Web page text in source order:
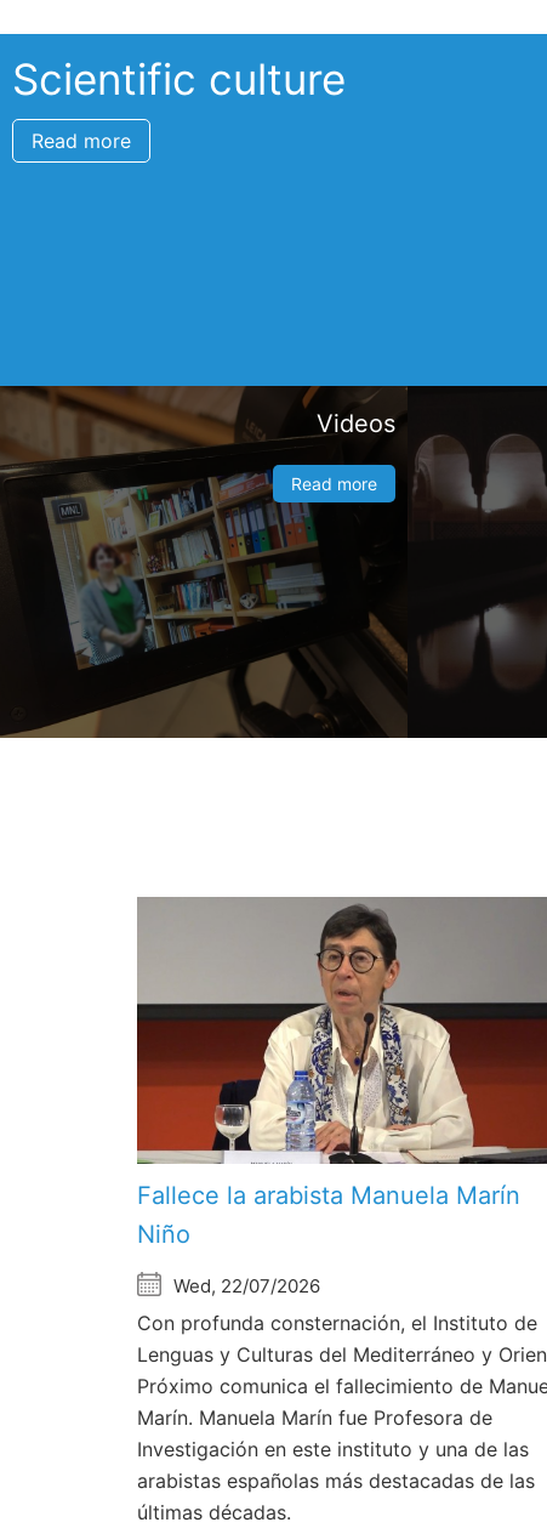
Scientific culture
Read more
Videos
Read more
Fallece la arabista Manuela Marín
Niño
Wed, 22/07/2026
Con profunda consternación, el Instituto de
Lenguas y Culturas del Mediterráneo y
Próximo comunica el fallecimiento de
Marín. Manuela Marín fue Profesora de
Investigación en este instituto y una de las
arabistas españolas más destacadas de las
últimas décadas.